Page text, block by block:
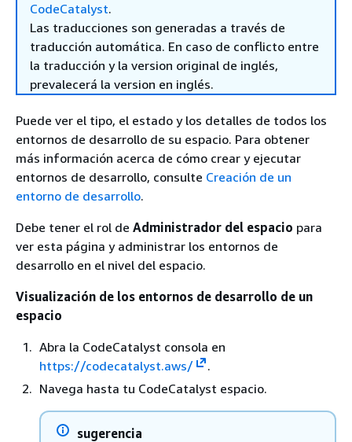
CodeCatalyst.
Las traducciones son generadas a través de
traducción automática. En caso de conflicto entre
la traducción y la version original de inglés,
prevalecerá la version en inglés.
Puede ver el tipo, el estado y los detalles de todos los
entornos de desarrollo de su espacio. Para obtener
más información acerca de cómo crear y ejecutar
entornos de desarrollo, consulte Creación de un
entorno de desarrollo.
Debe tener el rol de Administrador del espacio para
ver esta página y administrar los entornos de
desarrollo en el nivel del espacio.
Visualización de los entornos de desarrollo de un
espacio
Abra la CodeCatalyst consola en
https://codecatalyst.aws/
.
Navega hasta tu CodeCatalyst espacio.
sugerencia